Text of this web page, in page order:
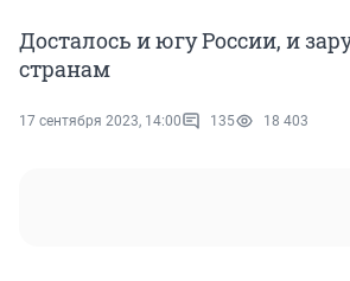
Досталось и югу России, и
странам
17 сентября 2023, 14:00 135 18 403